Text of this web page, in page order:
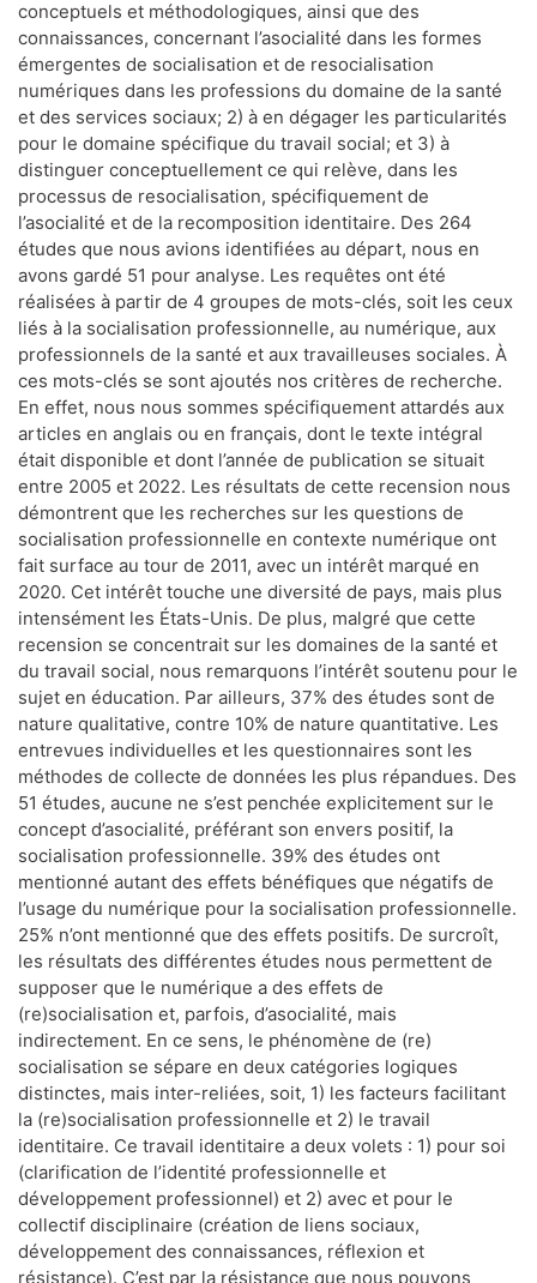
conceptuels et méthodologiques, ainsi que des
connaissances, concernant l’asocialité dans les formes
émergentes de socialisation et de resocialisation
numériques dans les professions du domaine de la santé
et des services sociaux; 2) à en dégager les particularités
pour le domaine spécifique du travail social; et 3) à
distinguer conceptuellement ce qui relève, dans les
processus de resocialisation, spécifiquement de
l’asocialité et de la recomposition identitaire. Des 264
études que nous avions identifiées au départ, nous en
avons gardé 51 pour analyse. Les requêtes ont été
réalisées à partir de 4 groupes de mots-clés, soit les ceux
liés à la socialisation professionnelle, au numérique, aux
professionnels de la santé et aux travailleuses sociales. À
ces mots-clés se sont ajoutés nos critères de recherche.
En effet, nous nous sommes spécifiquement attardés aux
articles en anglais ou en français, dont le texte intégral
était disponible et dont l’année de publication se situait
entre 2005 et 2022. Les résultats de cette recension nous
démontrent que les recherches sur les questions de
socialisation professionnelle en contexte numérique ont
fait surface au tour de 2011, avec un intérêt marqué en
2020. Cet intérêt touche une diversité de pays, mais plus
intensément les États-Unis. De plus, malgré que cette
recension se concentrait sur les domaines de la santé et
du travail social, nous remarquons l’intérêt soutenu pour le
sujet en éducation. Par ailleurs, 37% des études sont de
nature qualitative, contre 10% de nature quantitative. Les
entrevues individuelles et les questionnaires sont les
méthodes de collecte de données les plus répandues. Des
51 études, aucune ne s’est penchée explicitement sur le
concept d’asocialité, préférant son envers positif, la
socialisation professionnelle. 39% des études ont
mentionné autant des effets bénéfiques que négatifs de
l’usage du numérique pour la socialisation professionnelle.
25% n’ont mentionné que des effets positifs. De surcroît,
les résultats des différentes études nous permettent de
supposer que le numérique a des effets de
(re)socialisation et, parfois, d’asocialité, mais
indirectement. En ce sens, le phénomène de (re)
socialisation se sépare en deux catégories logiques
distinctes, mais inter-reliées, soit, 1) les facteurs facilitant
la (re)socialisation professionnelle et 2) le travail
identitaire. Ce travail identitaire a deux volets : 1) pour soi
(clarification de l’identité professionnelle et
développement professionnel) et 2) avec et pour le
collectif disciplinaire (création de liens sociaux,
développement des connaissances, réflexion et
résistance). C’est par la résistance que nous pouvons